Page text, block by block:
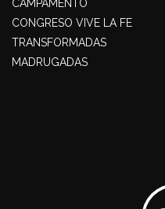
CAMPAMENTO
CONGRESO VIVE LA FE
TRANSFORMADAS
MADRUGADAS